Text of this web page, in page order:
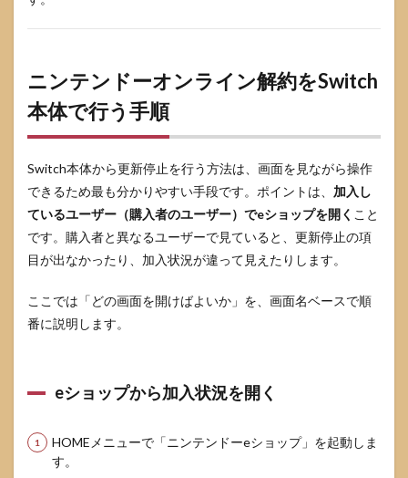
ニン
オン
ン解
認し
チェ
ック
ト
決済
予定
6.2
パッ
プラ
ニンテンドーオンライン解約をSwitch
本体で行う手順
Switch本体から更新停止を行う方法は、画面を見ながら操作
できるため最も分かりやすい手段です。ポイントは、 加入し
ているユーザー（購入者のユーザー）でeショップを開く こと
です。購入者と異なるユーザーで見ていると、更新停止の項
目が出なかったり、加入状況が違って見えたりします。
ここでは「どの画面を開けばよいか」を、画面名ベースで順
番に説明します。
eショップから加入状況を開く
HOMEメニューで「ニンテンドーeショップ」を起動しま
す。